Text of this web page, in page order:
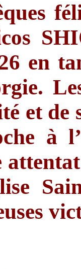
en
et de
à